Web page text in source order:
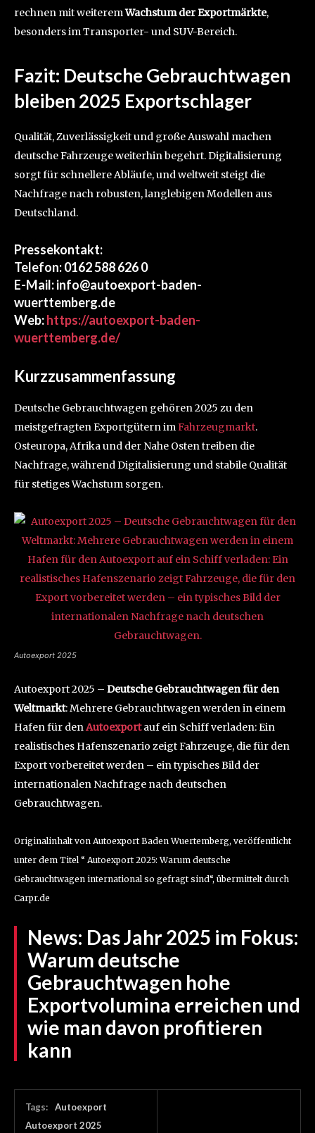
rechnen mit weiteremWachstum der Exportmärkte,
besonders im Transporter- und SUV-Bereich.
Fazit: Deutsche Gebrauchtwagen
bleiben 2025 Exportschlager
Qualität, Zuverlässigkeit und große Auswahl machen
deutsche Fahrzeuge weiterhin begehrt. Digitalisierung
sorgt für schnellere Abläufe, und weltweit steigt die
Nachfrage nach robusten, langlebigen Modellen aus
Deutschland.
Pressekontakt:
Telefon: 0162 588 626 0
E-Mail: info@autoexport-baden-
wuerttemberg.de
Web:https://autoexport-baden-
wuerttemberg.de/
Kurzzusammenfassung
Deutsche Gebrauchtwagen gehören 2025 zu den
meistgefragten Exportgütern imFahrzeugmarkt.
Osteuropa, Afrika und der Nahe Osten treiben die
Nachfrage, während Digitalisierung und stabile Qualität
für stetiges Wachstum sorgen.
Autoexport 2025
Autoexport 2025 – Deutsche Gebrauchtwagen für den
Weltmarkt: Mehrere Gebrauchtwagen werden in einem
Hafen für denAutoexportauf ein Schiff verladen: Ein
realistisches Hafenszenario zeigt Fahrzeuge, die für den
Export vorbereitet werden – ein typisches Bild der
internationalen Nachfrage nach deutschen
Gebrauchtwagen.
Originalinhalt von Autoexport Baden Wuertemberg, veröffentlicht
unter dem Titel “ Autoexport 2025: Warum deutsche
Gebrauchtwagen international so gefragt sind“, übermittelt durch
Carpr.de
News: Das Jahr 2025 im Fokus:
Warum deutsche
Gebrauchtwagen hohe
Exportvolumina erreichen und
wie man davon profitieren
kann
Tags:
Autoexport
Autoexport 2025